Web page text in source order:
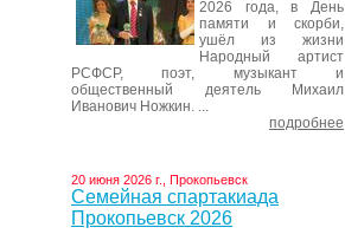
2026 года, в День
памяти и скорби,
ушёл из жизни
Народный артист
РСФСР, поэт, музыкант и
общественный деятель Михаил
Иванович Ножкин. ...
подробнее
20 июня 2026 г., Прокопьевск
Семейная спартакиада
Прокопьевск 2026